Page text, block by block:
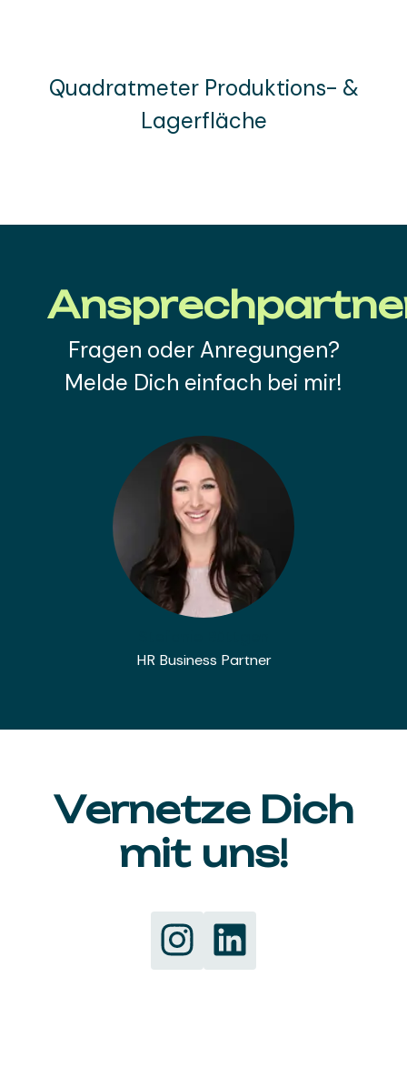
Quadratmeter Produktions- &
Lagerfläche
Fragen oder Anregungen?
Melde Dich einfach bei mir!
HR Business Partner
Vernetze Dich
mit uns!